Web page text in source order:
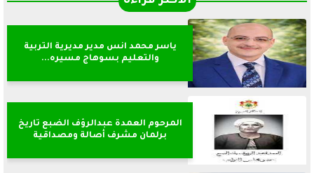
ياسر محمد انس مدير مديرية التربية
والتعليم بسوهاج مسيره...
المرحوم العمدة عبدالرؤف الضبع تاريخ
برلمان مشرف أصالة ومصداقية